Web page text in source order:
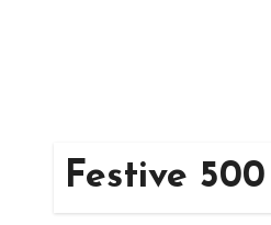
Festive 500